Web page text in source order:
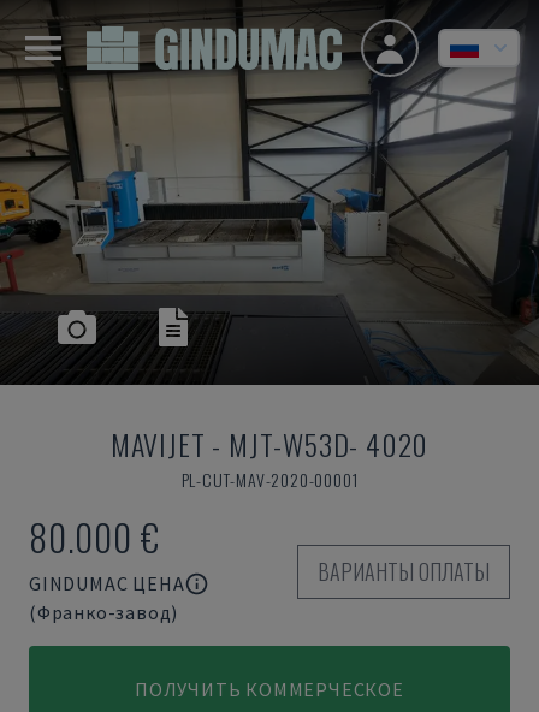
MAVIJET - MJT-W53D- 4020
PL-CUT-MAV-2020-00001
80.000 €
GINDUMAC ЦЕНА
(Франко-завод)
ВАРИАНТЫ ОПЛАТЫ
ПОЛУЧИТЬ КОММЕРЧЕСКОЕ